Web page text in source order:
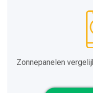
Zonnepanelen